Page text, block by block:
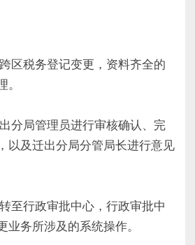
税务登记变更，资料齐全的
。
局管理员进行审核确认、完
以及迁出分局分管局长进行意见
行政审批中心，行政审批中
业务所涉及的系统操作。